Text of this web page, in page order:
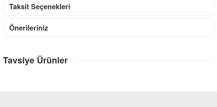
Taksit Seçenekleri
Önerileriniz
Tavsiye Ürünler